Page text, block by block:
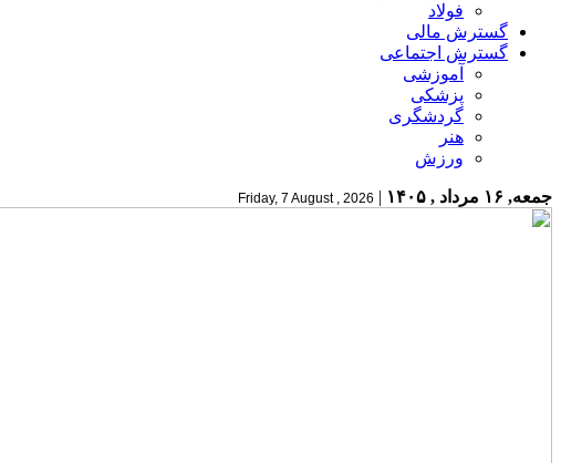
فولاد
گسترش مالی
گسترش اجتماعی
آموزشی
پزشکی
گردشگری
هنر
ورزش
جمعه, ۱۶ مرداد , ۱۴۰۵ |
Friday, 7 August , 2026